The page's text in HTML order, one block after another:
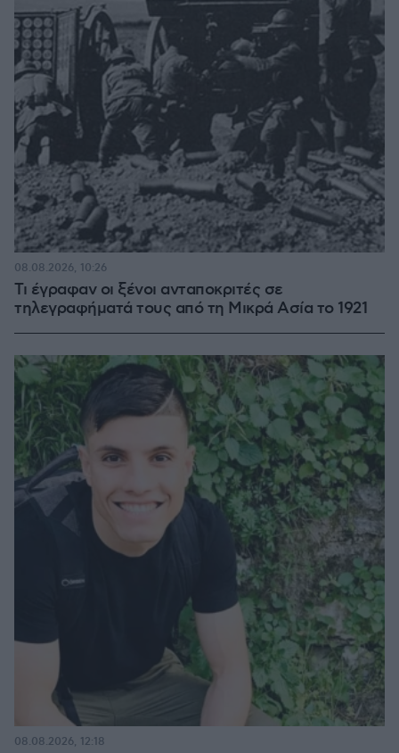
Τι έγραφαν οι ξένοι ανταποκριτές σε
τηλεγραφήματά τους από τη Μικρά Ασία το 1921
08.08.2026, 10:26
08.08.2026, 12:18